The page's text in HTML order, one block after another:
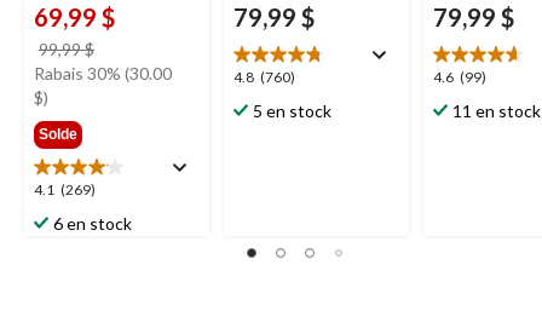
69,99 $
99,99 $
était
Rabais 30% (30.00
$)
Solde
4.1 (269)
4.1
étoile(s)
sur
6 en stock
79,99 $
4.8 (760)
4.8
étoile(s)
sur
5 en stock
79,99 $
4.6 (99)
4.6
étoile(s)
sur
11 en stock